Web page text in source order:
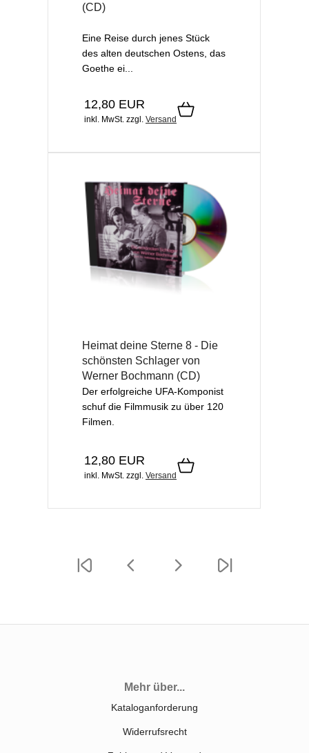
(CD)
Eine Reise durch jenes Stück
des alten deutschen Ostens, das
Goethe ei...
12,80 EUR
inkl. MwSt. zzgl. Versand
Heimat deine Sterne 8 - Die
schönsten Schlager von
Werner Bochmann (CD)
Der erfolgreiche UFA-Komponist
schuf die Filmmusik zu über 120
Filmen.
12,80 EUR
inkl. MwSt. zzgl. Versand
Mehr über...
Kataloganforderung
Widerrufsrecht